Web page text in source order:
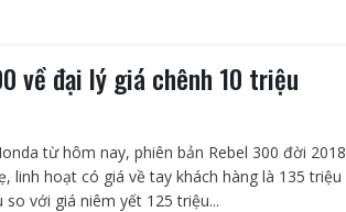
về đại lý giá chênh 10 triệu
từ hôm nay, phiên bản Rebel 300 đời 2018
linh hoạt có giá về tay khách hàng là 135 triệu
với giá niêm yết 125 triệu...